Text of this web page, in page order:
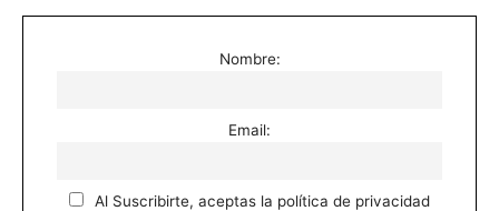
Nombre:
Email:
Al Suscribirte, aceptas la política de privacidad